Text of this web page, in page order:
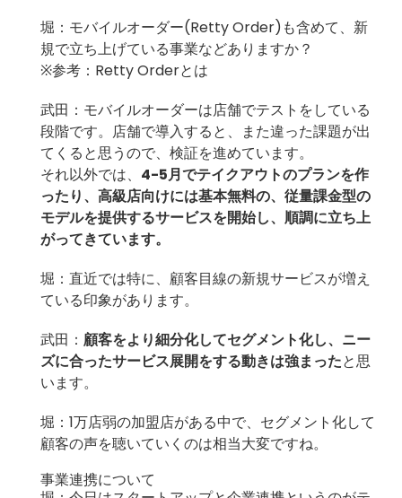
堀：モバイルオーダー(Retty Order)も含めて、新
規で立ち上げている事業などありますか？
※参考：Retty Orderとは
武田：モバイルオーダーは店舗でテストをしている
段階です。店舗で導入すると、また違った課題が出
てくると思うので、検証を進めています。
それ以外では、 4-5月でテイクアウトのプランを作
ったり、高級店向けには基本無料の、従量課金型の
モデルを提供するサービスを開始し、順調に立ち上
がってきています。
堀：直近では特に、顧客目線の新規サービスが増え
ている印象があります。
武田： 顧客をより細分化してセグメント化し、ニー
ズに合ったサービス展開をする動きは強まったと思
います。
堀：1万店弱の加盟店がある中で、セグメント化して
顧客の声を聴いていくのは相当大変ですね。
事業連携について